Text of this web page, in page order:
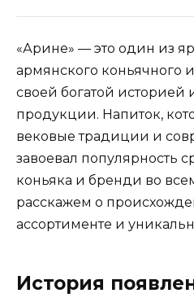
«Арине» — это один из
армянского коньячного
своей богатой историей
продукции. Напиток,
вековые традиции и
завоевал популярность
коньяка и бренди во
расскажем о
ассортименте и
История